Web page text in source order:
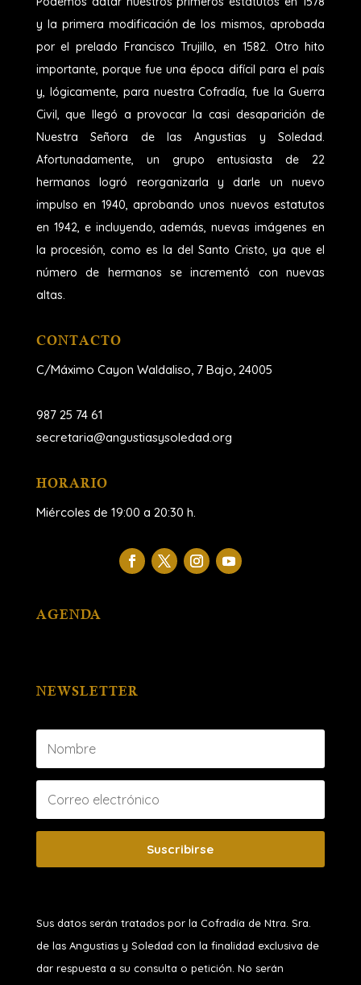
y la primera modificación de los mismos, aprobada
por el prelado Francisco Trujillo, en 1582. Otro hito
importante, porque fue una época difícil para el país
y, lógicamente, para nuestra Cofradía, fue la Guerra
Civil, que llegó a provocar la casi desaparición de
Nuestra Señora de las Angustias y Soledad.
Afortunadamente, un grupo entusiasta de 22
hermanos logró reorganizarla y darle un nuevo
impulso en 1940, aprobando unos nuevos estatutos
en 1942, e incluyendo, además, nuevas imágenes en
la procesión, como es la del Santo Cristo, ya que el
número de hermanos se incrementó con nuevas
altas.
CONTACTO
C/Máximo Cayon Waldaliso, 7 Bajo, 24005
987 25 74 61
secretaria@angustiasysoledad.org
HORARIO
Miércoles de 19:00 a 20:30 h.
AGENDA
NEWSLETTER
Suscribirse
Sus datos serán tratados por la Cofradía de Ntra. Sra.
de las Angustias y Soledad con la finalidad exclusiva de
dar respuesta a su consulta o petición. No serán